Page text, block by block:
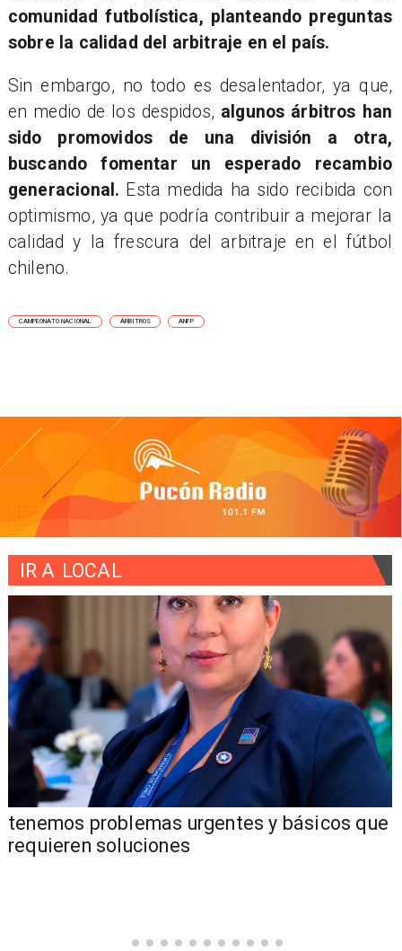
comunidad futbolística, planteando preguntas
sobre la calidad del arbitraje en el país.
​Sin embargo, no todo es desalentador, ya que,
en medio de los despidos, algunos árbitros han
sido promovidos de una división a otra,
buscando fomentar un esperado recambio
generacional. Esta medida ha sido recibida con
optimismo, ya que podría contribuir a mejorar la
calidad y la frescura del arbitraje en el fútbol
chileno.
CAMPEONATO NACIONAL ÁRBITROS ANFP
IR A LOCAL
tenemos problemas urgentes y básicos que
requieren soluciones